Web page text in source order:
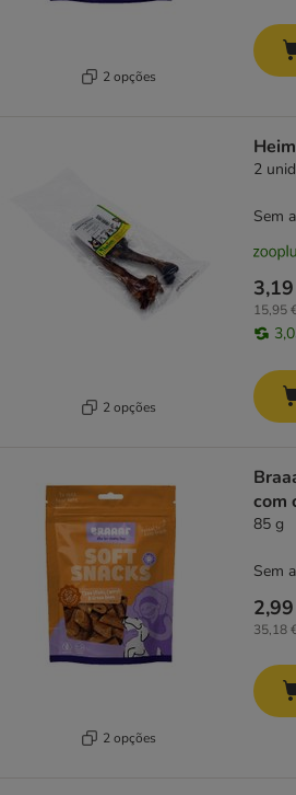
2 opções
2 opções
2
15,95
Sem
2 opções
com
85 g
35,18
Sem